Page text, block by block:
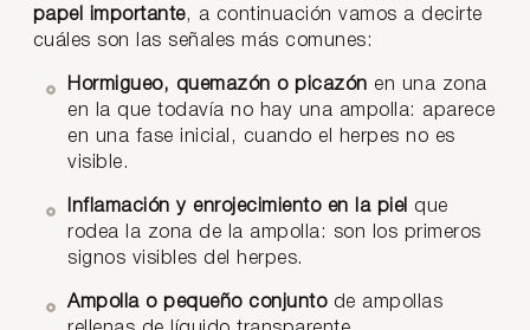
papel importante, a continuación vamos a decirte
cuáles son las señales más comunes:
Hormigueo, quemazón o picazón en una zona
en la que todavía no hay una ampolla: aparece
en una fase inicial, cuando el herpes no es
visible.
Inflamación y enrojecimiento en la piel que
rodea la zona de la ampolla: son los primeros
signos visibles del herpes.
Ampolla o pequeño conjuntode ampollas